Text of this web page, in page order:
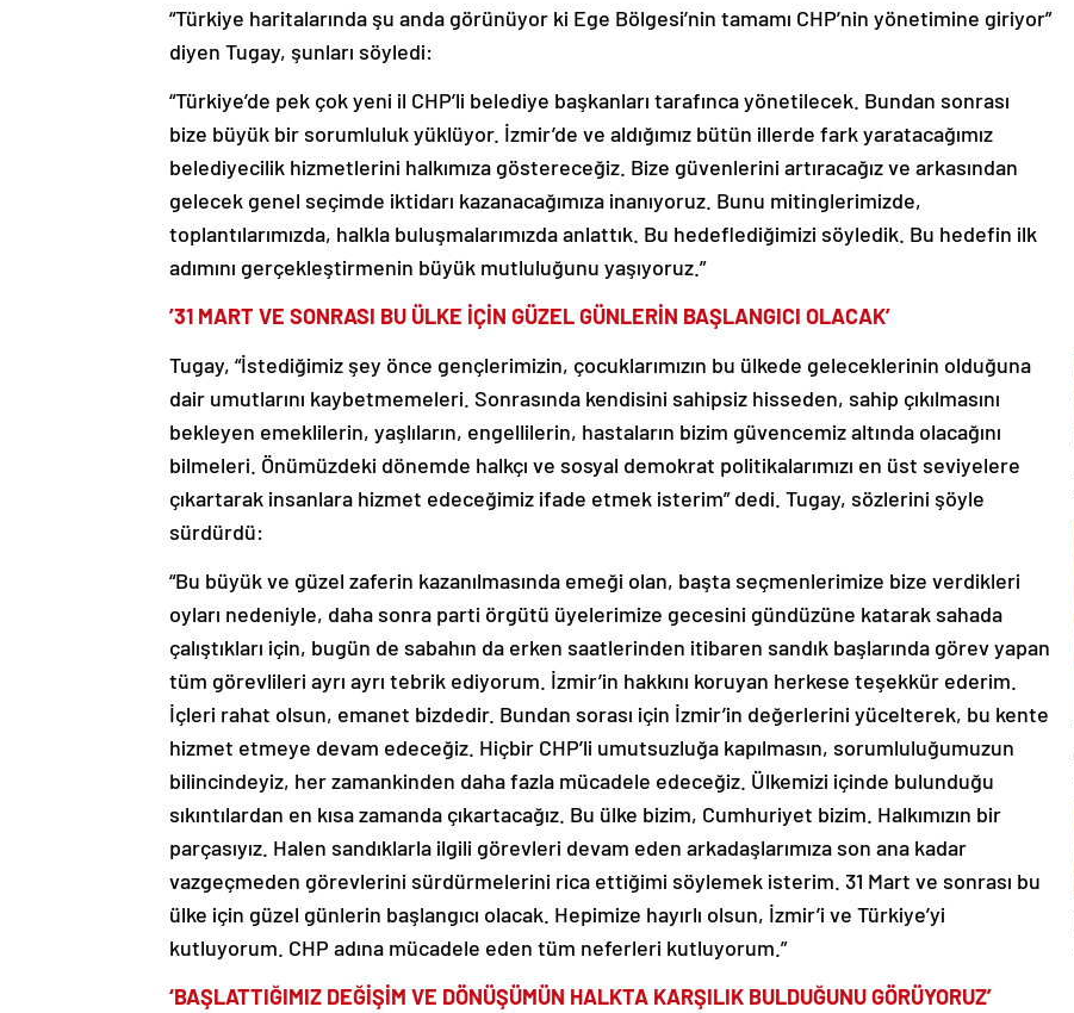
diyen Tugay, şunları söyledi:
bize büyük bir sorumluluk yüklüyor. İzmir’de ve aldığımız bütün illerde fark yaratacağımız
belediyecilik hizmetlerini halkımıza göstereceğiz. Bize güvenlerini artıracağız ve arkasından
gelecek genel seçimde iktidarı kazanacağımıza inanıyoruz. Bunu mitinglerimizde,
toplantılarımızda, halkla buluşmalarımızda anlattık. Bu hedeflediğimizi söyledik. Bu hedefin ilk
adımını gerçekleştirmenin büyük mutluluğunu yaşıyoruz.”
’31 MART VE SONRASI BU ÜLKE İÇİN GÜZEL GÜNLERİN BAŞLANGICI OLACAK’
dair umutlarını kaybetmemeleri. Sonrasında kendisini sahipsiz hisseden, sahip çıkılmasını
bekleyen emeklilerin, yaşlıların, engellilerin, hastaların bizim güvencemiz altında olacağını
bilmeleri. Önümüzdeki dönemde halkçı ve sosyal demokrat politikalarımızı en üst seviyelere
çıkartarak insanlara hizmet edeceğimiz ifade etmek isterim” dedi. Tugay, sözlerini şöyle
sürdürdü:
oyları nedeniyle, daha sonra parti örgütü üyelerimize gecesini gündüzüne katarak sahada
çalıştıkları için, bugün de sabahın da erken saatlerinden itibaren sandık başlarında görev yapan
tüm görevlileri ayrı ayrı tebrik ediyorum. İzmir’in hakkını koruyan herkese teşekkür ederim.
İçleri rahat olsun, emanet bizdedir. Bundan sorası için İzmir’in değerlerini yücelterek, bu kente
hizmet etmeye devam edeceğiz. Hiçbir CHP’li umutsuzluğa kapılmasın, sorumluluğumuzun
bilincindeyiz, her zamankinden daha fazla mücadele edeceğiz. Ülkemizi içinde bulunduğu
sıkıntılardan en kısa zamanda çıkartacağız. Bu ülke bizim, Cumhuriyet bizim. Halkımızın bir
parçasıyız. Halen sandıklarla ilgili görevleri devam eden arkadaşlarımıza son ana kadar
vazgeçmeden görevlerini sürdürmelerini rica ettiğimi söylemek isterim. 31 Mart ve sonrası bu
ülke için güzel günlerin başlangıcı olacak. Hepimize hayırlı olsun, İzmir’i ve Türkiye’yi
kutluyorum. CHP adına mücadele eden tüm neferleri kutluyorum.”
‘BAŞLATTIĞIMIZ DEĞİŞİM VE DÖNÜŞÜMÜN HALKTA KARŞILIK BULDUĞUNU GÖRÜYORUZ’